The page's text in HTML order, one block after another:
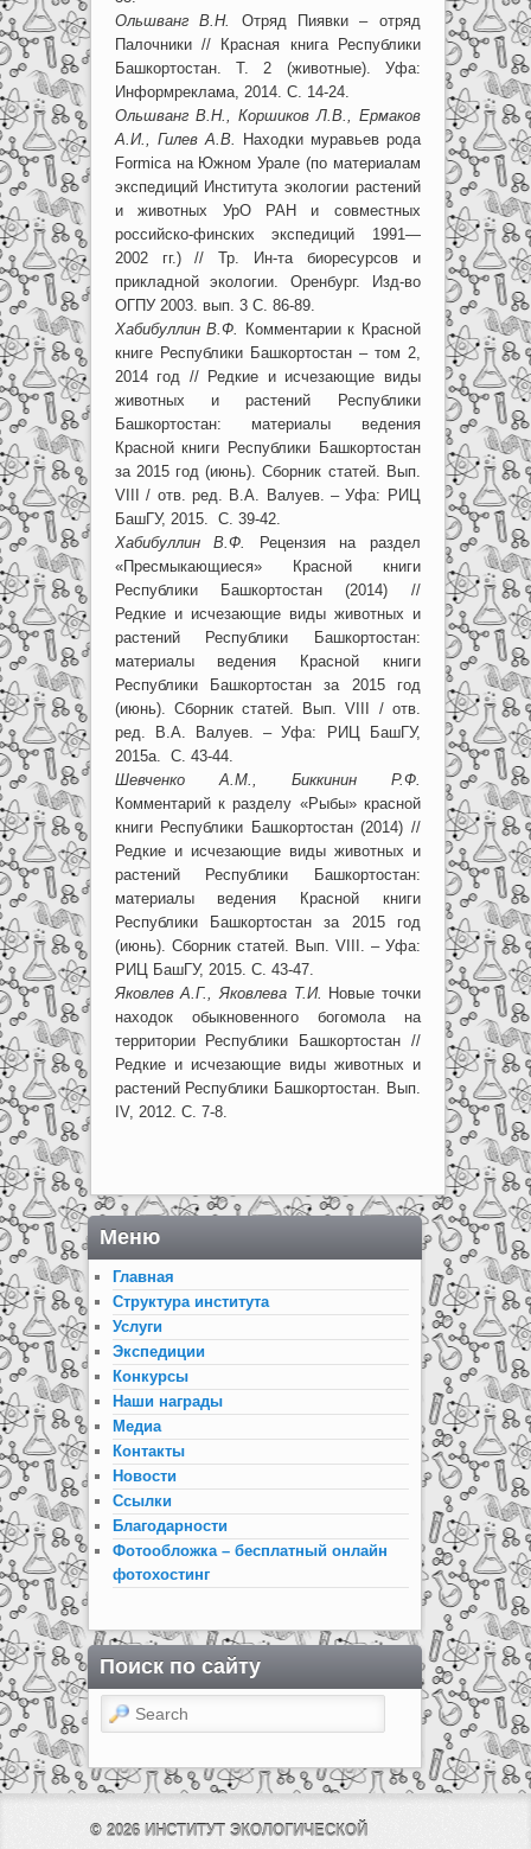
Ольшванг В.Н.
Отряд Пиявки – отряд
Палочники // Красная книга Республики
Башкортостан. Т. 2 (животные). Уфа:
Информреклама, 2014. С. 14-24.
Ольшванг В.Н., Коршиков Л.В., Ермаков
А.И., Гилев А.В.
Находки муравьев рода
Formica на Южном Урале (по материалам
экспедиций Института экологии растений
и животных УрО РАН и совместных
российско-финских экспедиций 1991—
2002 гг.) // Тр. Ин-та биоресурсов и
прикладной экологии. Оренбург. Изд-во
ОГПУ 2003. вып. 3 С. 86-89.
Хабибуллин В.Ф.
Комментарии к Красной
книге Республики Башкортостан – том 2,
2014 год // Редкие и исчезающие виды
животных и растений Республики
Башкортостан: материалы ведения
Красной книги Республики Башкортостан
за 2015 год (июнь). Сборник статей. Вып.
VIII / отв. ред. В.А. Валуев. – Уфа: РИЦ
БашГУ, 2015. С. 39-42.
Хабибуллин В.Ф.
Рецензия на раздел
«Пресмыкающиеся» Красной книги
Республики Башкортостан (2014) //
Редкие и исчезающие виды животных и
растений Республики Башкортостан:
материалы ведения Красной книги
Республики Башкортостан за 2015 год
(июнь). Сборник статей. Вып. VIII / отв.
ред. В.А. Валуев. – Уфа: РИЦ БашГУ,
2015а. С. 43-44.
Шевченко А.М., Биккинин Р.Ф.
Комментарий к разделу «Рыбы» красной
книги Республики Башкортостан (2014) //
Редкие и исчезающие виды животных и
растений Республики Башкортостан:
материалы ведения Красной книги
Республики Башкортостан за 2015 год
(июнь). Сборник статей. Вып. VIII. – Уфа:
РИЦ БашГУ, 2015. С. 43-47.
Яковлев А.Г., Яковлева Т.И. Новые точки
находок обыкновенного богомола на
территории Республики Башкортостан //
Редкие и исчезающие виды животных и
растений Республики Башкортостан. Вып.
IV, 2012. С. 7-8.
Меню
Главная
Структура института
Услуги
Экспедиции
Конкурсы
Наши награды
Медиа
Контакты
Новости
Ссылки
Благодарности
Фотообложка – бесплатный онлайн
фотохостинг
Поиск по сайту
Search
© 2026 ИНСТИТУТ ЭКОЛОГИЧЕСКОЙ